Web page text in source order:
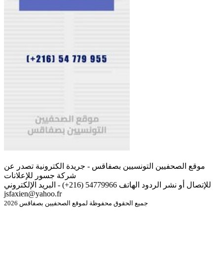
موقع الصحفيين التونسيين بصفاقس - جريدة الكترونية تصدر عن
شركة جسور للإعلانات
للإتصال أو نشر الردود الهاتف 54779966 (216+) - البريد الإلكتروني
jsfaxien@yahoo.fr
جميع الحقوق محفوظة لموقع الصحفيين بصفاقس 2026